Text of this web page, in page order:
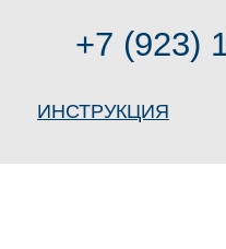
ИНСТРУКЦИЯ
+7 (923)